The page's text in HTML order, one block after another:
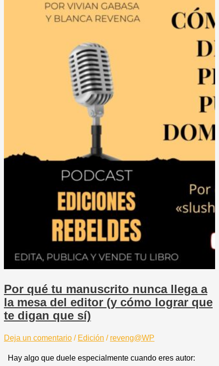
Por qué tu manuscrito nunca llega a
la mesa del editor (y cómo lograr que
te digan que sí)
Deja un comentario / Edición / reveng@WP
Hay algo que duele especialmente cuando eres autor: